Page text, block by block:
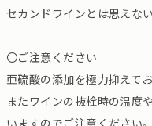
セカンドワインとは思えな
〇ご注意ください
亜硫酸の添加を極力抑えて
またワインの抜栓時の温度
いますのでご注意ください。